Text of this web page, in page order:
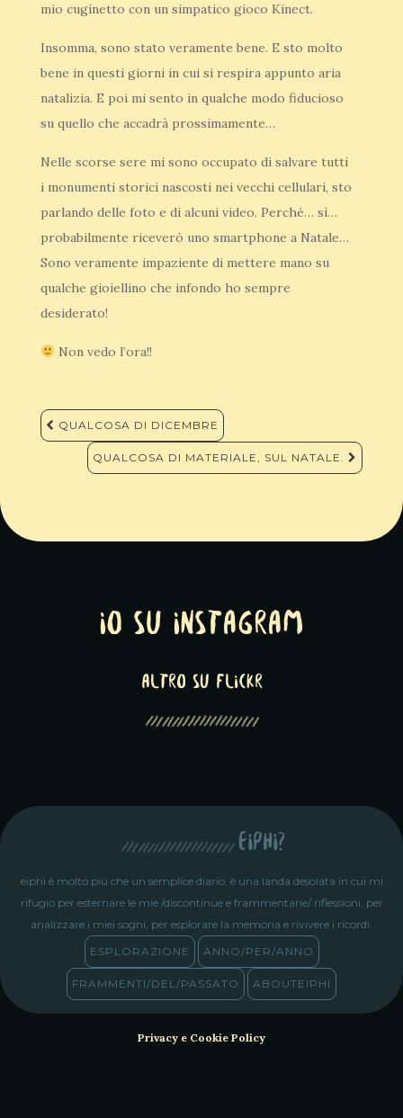
mio cuginetto con un simpatico gioco Kinect.
Insomma, sono stato veramente bene. E sto molto
bene in questi giorni in cui si respira appunto aria
natalizia. E poi mi sento in qualche modo fiducioso
su quello che accadrà prossimamente…
Nelle scorse sere mi sono occupato di salvare tutti
i monumenti storici nascosti nei vecchi cellulari, sto
parlando delle foto e di alcuni video. Perché… sì…
probabilmente riceverò uno smartphone a Natale…
Sono veramente impaziente di mettere mano su
qualche gioiellino che infondo ho sempre
desiderato!
Non vedo l’ora!!
Navigazione
articoli
QUALCOSA DI DICEMBRE
QUALCOSA DI MATERIALE, SUL NATALE.
Io su Instagram
altro su Flickr
eiphi?
eiphi è molto più che un semplice diario, è una landa desolata in cui mi
rifugio per esternare le mie /discontinue e frammentarie/ riflessioni, per
analizzare i miei sogni, per esplorare la memoria e rivivere i ricordi.
ESPLORAZIONE
ANNO/PER/ANNO
FRAMMENTI/DEL/PASSATO ABOUTEIPHI
Privacy e Cookie Policy